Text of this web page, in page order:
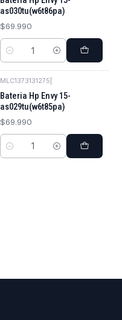
as030tu(w6t86pa)
$69.990
Cantidad
MLC1373131275
Bateria Hp Envy 15-
as029tu(w6t85pa)
$69.990
Cantidad